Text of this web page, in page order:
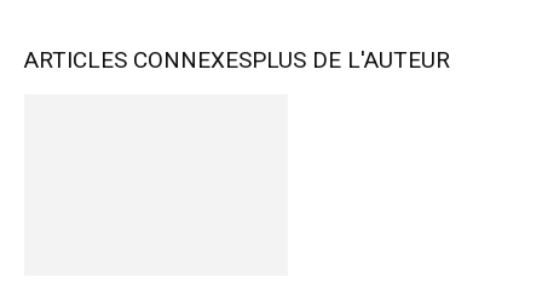
ARTICLES CONNEXESPLUS DE L'AUTEUR